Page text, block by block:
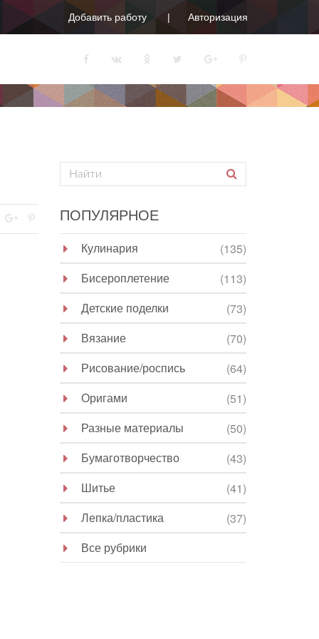
Добавить работу Авторизация
ПОПУЛЯРНОЕ
Кулинария
(135)
Бисероплетение
(113)
Детские поделки
(73)
Вязание
(70)
Рисование/роспись
(64)
Оригами
(51)
Разные материалы
(50)
Бумаготворчество
(43)
Шитье
(41)
Лепка/пластика
(37)
Все рубрики